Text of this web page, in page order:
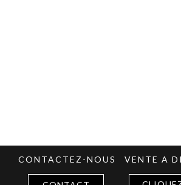
CONTACTEZ-NOUS VENTE A